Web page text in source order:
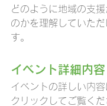
どのように地域の支
のかを理解していた
す。
イベント詳細内容
イベントの詳しい内
クリックしてご覧くだ